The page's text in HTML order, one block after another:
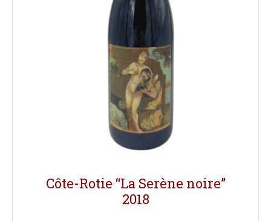
Côte-Rotie “La Serène noire”
2018